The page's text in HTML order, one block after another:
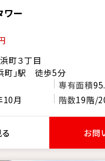
ワー
町３丁目
町」駅 徒歩5分
専有面積
10月 階数19階/
お問